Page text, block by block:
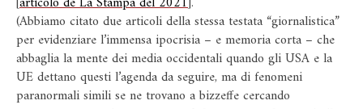
(Abbiamo citato due articoli della stessa testata “giornalistica”
per evidenziare l’immensa ipocrisia – e memoria corta – che
abbaglia la mente dei media occidentali quando gli USA e la
UE dettano questi l’agenda da seguire, ma di fenomeni
paranormali simili se ne trovano a bizzeffe cercando